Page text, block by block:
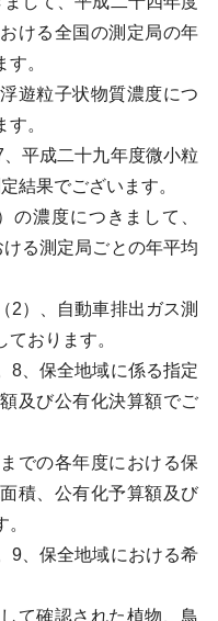
ける全国の測定局の年
。
遊粒子状物質濃度につ
。
平成二十九年度微小粒
結果でございます。
濃度につきまして、
る測定局ごとの年平均
）、自動車排出ガス測
おります。
8、保全地域に係る指定
及び公有化決算額でご
での各年度における保
積、公有化予算額及び
9、保全地域における希
て確認された植物、鳥